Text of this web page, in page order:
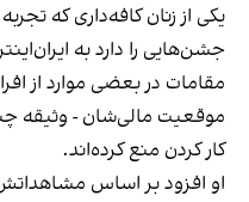
یکی از زنان کافه‌داری که
جشن‌هایی را دارد به
مقامات در بعضی موارد از
موقعیت مالی‌شان - وثیقه چند
کار کردن منع کرده‌اند.
او افزود بر اساس